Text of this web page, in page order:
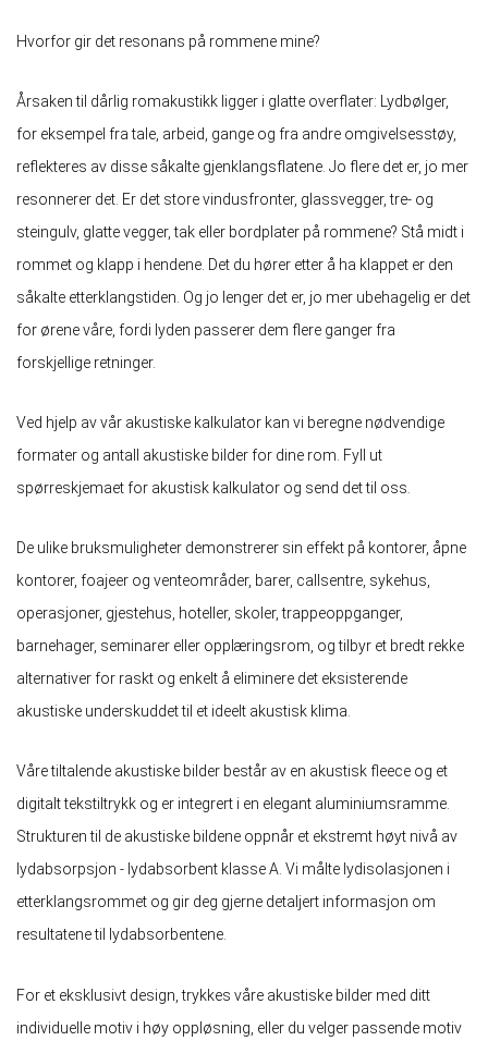
Hvorfor gir det resonans på rommene mine?
Årsaken til dårlig romakustikk ligger i glatte overflater: Lydbølger,
for eksempel fra tale, arbeid, gange og fra andre omgivelsesstøy,
reflekteres av disse såkalte gjenklangsflatene. Jo flere det er, jo mer
resonnerer det. Er det store vindusfronter, glassvegger, tre- og
steingulv, glatte vegger, tak eller bordplater på rommene? Stå midt i
rommet og klapp i hendene. Det du hører etter å ha klappet er den
såkalte etterklangstiden. Og jo lenger det er, jo mer ubehagelig er det
for ørene våre, fordi lyden passerer dem flere ganger fra
forskjellige retninger.
Ved hjelp av vår akustiske kalkulator kan vi beregne nødvendige
formater og antall akustiske bilder for dine rom. Fyll ut
spørreskjemaet for akustisk kalkulator og send det til oss.
De ulike bruksmuligheter demonstrerer sin effekt på kontorer, åpne
kontorer, foajeer og venteområder, barer, callsentre, sykehus,
operasjoner, gjestehus, hoteller, skoler, trappeoppganger,
barnehager, seminarer eller opplæringsrom, og tilbyr et bredt rekke
alternativer for raskt og enkelt å eliminere det eksisterende
akustiske underskuddet til et ideelt akustisk klima.
Våre tiltalende akustiske bilder består av en akustisk fleece og et
digitalt tekstiltrykk og er integrert i en elegant aluminiumsramme.
Strukturen til de akustiske bildene oppnår et ekstremt høyt nivå av
lydabsorpsjon - lydabsorbent klasse A. Vi målte lydisolasjonen i
etterklangsrommet og gir deg gjerne detaljert informasjon om
resultatene til lydabsorbentene.
For et eksklusivt design, trykkes våre akustiske bilder med ditt
individuelle motiv i høy oppløsning, eller du velger passende motiv